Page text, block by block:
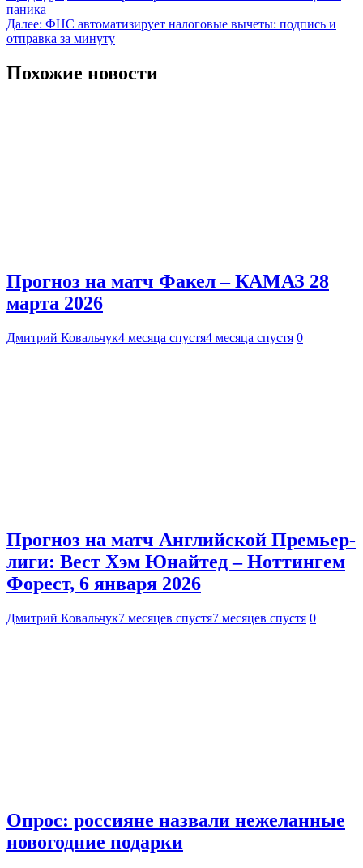
по
записям
паника
Далее: ФНС автоматизирует налоговые вычеты: подпись и
отправка за минуту
Похожие новости
Прогноз на матч Факел – КАМАЗ 28
марта 2026
Дмитрий Ковальчук4 месяца спустя4 месяца спустя 0
Прогноз на матч Английской Премьер-
лиги: Вест Хэм Юнайтед – Ноттингем
Форест, 6 января 2026
Дмитрий Ковальчук7 месяцев спустя7 месяцев спустя 0
Опрос: россияне назвали нежеланные
новогодние подарки